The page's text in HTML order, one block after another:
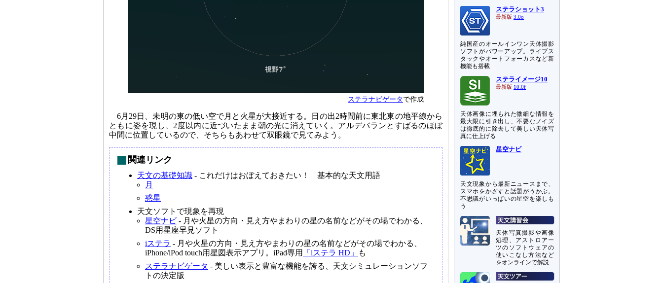
ステラナビゲータで作成
6月29日、未明の東の低い空で月と火星が大接近する。日の出2時間前に東北東の地平線から
ともに姿を現し、2度以内に近づいたまま朝の光に消えていく。アルデバランとすばるのほぼ
中間に位置しているので、そちらもあわせて双眼鏡で見てみよう。
関連リンク
天文の基礎知識 - これだけはおぼえておきたい！ 基本的な天文用語
月
惑星
天文ソフトで現象を再現
星空ナビ - 月や火星の方向・見え方やまわりの星の名前などがその場でわかる、
DS用星座早見ソフト
iステラ - 月や火星の方向・見え方やまわりの星の名前などがその場でわかる、
iPhone/iPod touch用星図表示アプリ。iPad専用
「iステラ HD」
も
ステラナビゲータ - 美しい表示と豊富な機能を誇る、天文シミュレーションソフ
トの決定版
ステラショット3
最新版 3.0o
純国産のオールインワン天体撮影
ソフトがパワーアップ。ライブス
タックやオートフォーカスなど新
機能も搭載
ステライメージ10
最新版 10.0f
天体画像に埋もれた微細な情報を
最大限に引き出し、不要なノイズ
は徹底的に除去して美しい天体写
真に仕上げる
星空ナビ
天文現象から最新ニュースまで、
スマホをかざすと話題がうかぶ。
不思議がいっぱいの星空を楽しも
う
天体写真撮影や画像
処理、アストロアー
ツのソフトウェアの
使いこなし方法など
をオンラインで解説